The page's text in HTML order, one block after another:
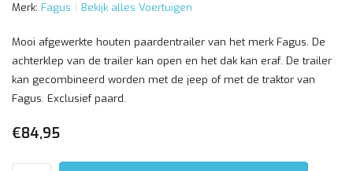
Merk: Fagus Bekijk alles Voertuigen
Mooi afgewerkte houten paardentrailer van het merk Fagus. De
achterklep van de trailer kan open en het dak kan eraf. De trailer
kan gecombineerd worden met de jeep of met de traktor van
Fagus. Exclusief paard.
€84,95